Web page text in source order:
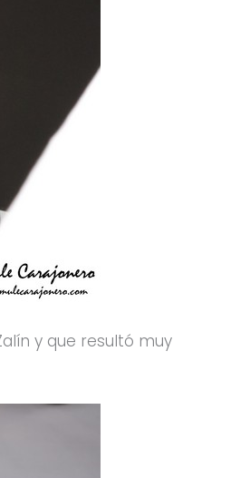
y que resultó muy